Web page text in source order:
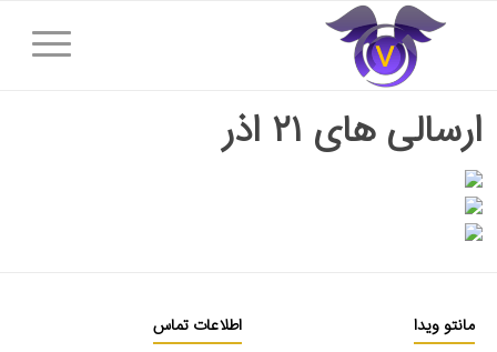
ارسالی های ۲۱ اذر
مانتو ویدا اطلاعات تماس